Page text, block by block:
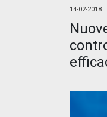
14-02-2018